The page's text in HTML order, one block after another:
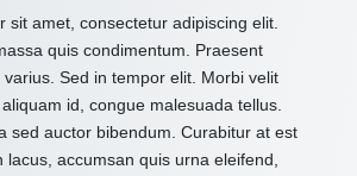
sit amet, consectetur adipiscing elit.
quis condimentum. Praesent
Sed in tempor elit. Morbi velit
id, congue malesuada tellus.
sed auctor bibendum. Curabitur at est
lacus, accumsan quis urna eleifend,